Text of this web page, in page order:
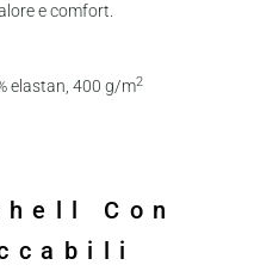
e comfort.
elastan, 400 g/m2
Con